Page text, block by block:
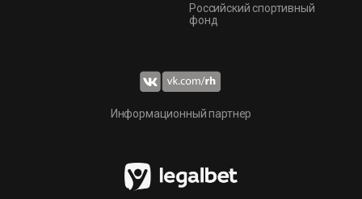
Российский спортивный
фонд
Информационный партнер